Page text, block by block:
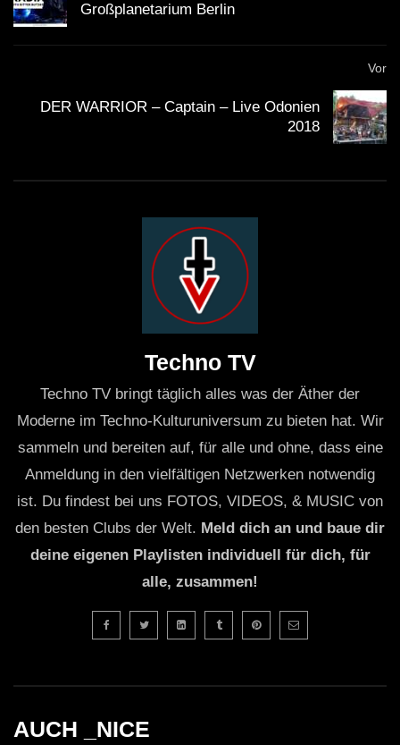
Großplanetarium Berlin
Vor
DER WARRIOR – Captain – Live Odonien
2018
Techno TV
Techno TV bringt täglich alles was der Äther der
Moderne im Techno-Kulturuniversum zu bieten hat. Wir
sammeln und bereiten auf, für alle und ohne, dass eine
Anmeldung in den vielfältigen Netzwerken notwendig
ist. Du findest bei uns FOTOS, VIDEOS, & MUSIC von
den besten Clubs der Welt. Meld dich an und baue dir
deine eigenen Playlisten individuell für dich, für
alle, zusammen!
AUCH _NICE